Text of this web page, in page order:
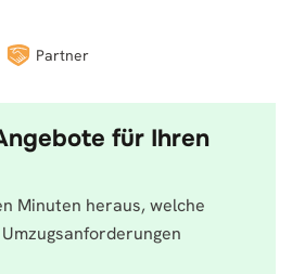
Partner
für Ihren
Minuten heraus, welche